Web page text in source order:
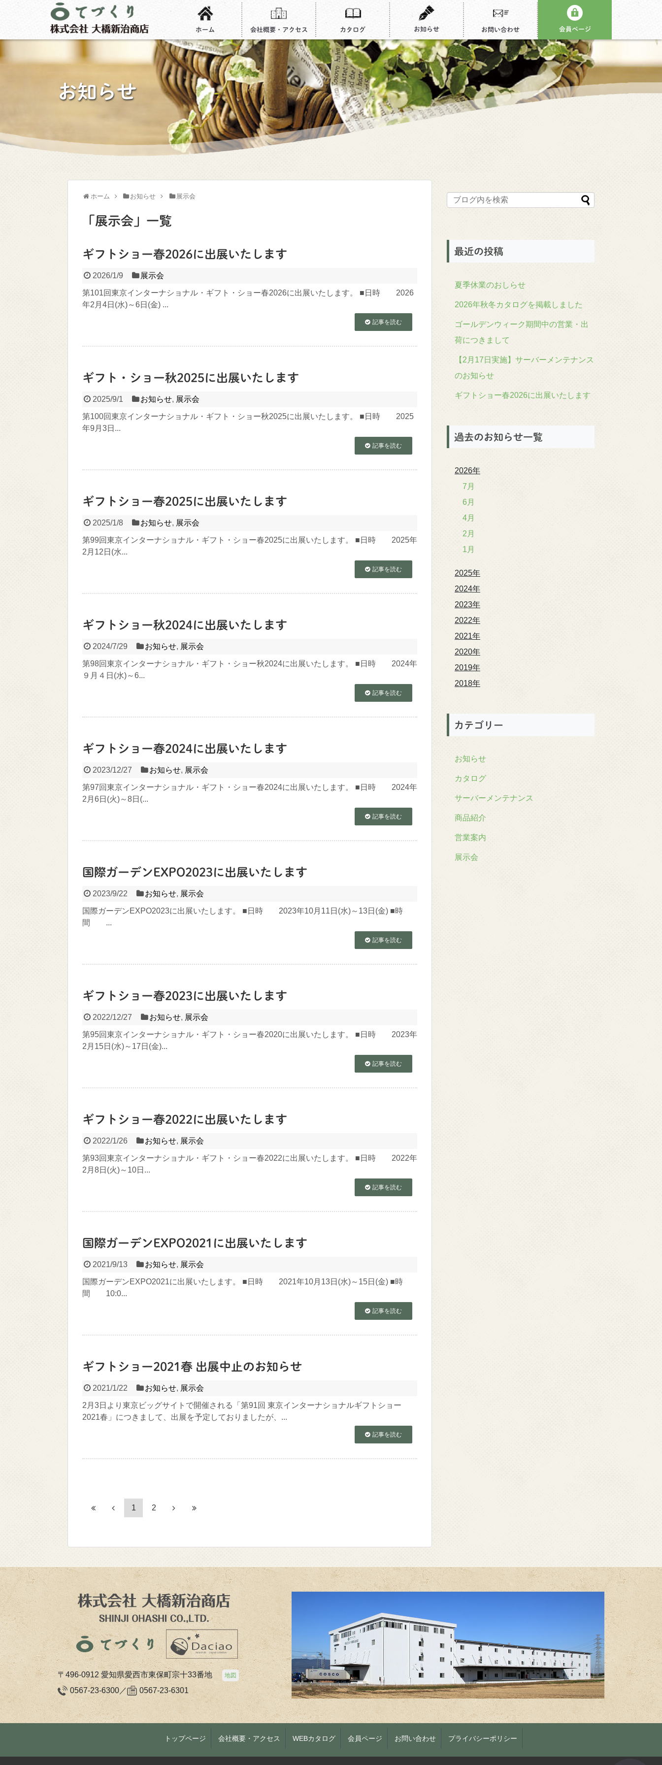
お知らせ
ホーム 会社概要・アクセス カタログ お知らせ お問い合わせ 会員ページ
ホーム お知らせ 展示会
展示会 」 一覧
ギフトショー春2026に出展いたします
2026/1/9 展示会
第101回東京インターナショナル・ギフト・ショー春2026に出展いたします。 ■日時 2026
年2月4日(水)～6日(金) ...
記事を読む
ギフト・ショー秋2025に出展いたします
2025/9/1 お知らせ, 展示会
第100回東京インターナショナル・ギフト・ショー秋2025に出展いたします。 ■日時 2025
年9月3日...
記事を読む
ギフトショー春2025に出展いたします
2025/1/8 お知らせ, 展示会
第99回東京インターナショナル・ギフト・ショー春2025に出展いたします。 ■日時 2025年
2月12日(水...
記事を読む
ギフトショー秋2024に出展いたします
2024/7/29 お知らせ, 展示会
第98回東京インターナショナル・ギフト・ショー秋2024に出展いたします。 ■日時 2024年
９月４日(水)～6...
記事を読む
ギフトショー春2024に出展いたします
2023/12/27 お知らせ, 展示会
第97回東京インターナショナル・ギフト・ショー春2024に出展いたします。 ■日時 2024年
2月6日(火)～8日(...
記事を読む
国際ガーデンEXPO2023に出展いたします
2023/9/22 お知らせ, 展示会
国際ガーデンEXPO2023に出展いたします。 ■日時 2023年10月11日(水)～13日(金) ■時
間 ...
記事を読む
ギフトショー春2023に出展いたします
2022/12/27 お知らせ, 展示会
第95回東京インターナショナル・ギフト・ショー春2020に出展いたします。 ■日時 2023年
2月15日(水)～17日(金)...
記事を読む
ギフトショー春2022に出展いたします
2022/1/26 お知らせ, 展示会
第93回東京インターナショナル・ギフト・ショー春2022に出展いたします。 ■日時 2022年
2月8日(火)～10日...
記事を読む
国際ガーデンEXPO2021に出展いたします
2021/9/13 お知らせ, 展示会
国際ガーデンEXPO2021に出展いたします。 ■日時 2021年10月13日(水)～15日(金) ■時
間 10:0...
記事を読む
ギフトショー2021春 出展中止のお知らせ
2021/1/22 お知らせ, 展示会
2月3日より東京ビッグサイトで開催される「第91回 東京インターナショナルギフトショー
2021春」につきまして、出展を予定しておりましたが、...
記事を読む
1 2
最近の投稿
夏季休業のおしらせ
2026年秋冬カタログを掲載しました
ゴールデンウィーク期間中の営業・出
荷につきまして
【2月17日実施】サーバーメンテナンス
のお知らせ
ギフトショー春2026に出展いたします
過去のお知らせ一覧
2026年
7月
6月
4月
2月
1月
2025年
2024年
2023年
2022年
2021年
2020年
2019年
2018年
カテゴリー
お知らせ
カタログ
サーバーメンテナンス
商品紹介
営業案内
展示会
〒496-0912愛知県愛西市東保町宗十33番地 地図
0567-23-6300／ 0567-23-6301
トップページ 会社概要・アクセス WEBカタログ 会員ページ お問い合わせ プライバシーポリシー